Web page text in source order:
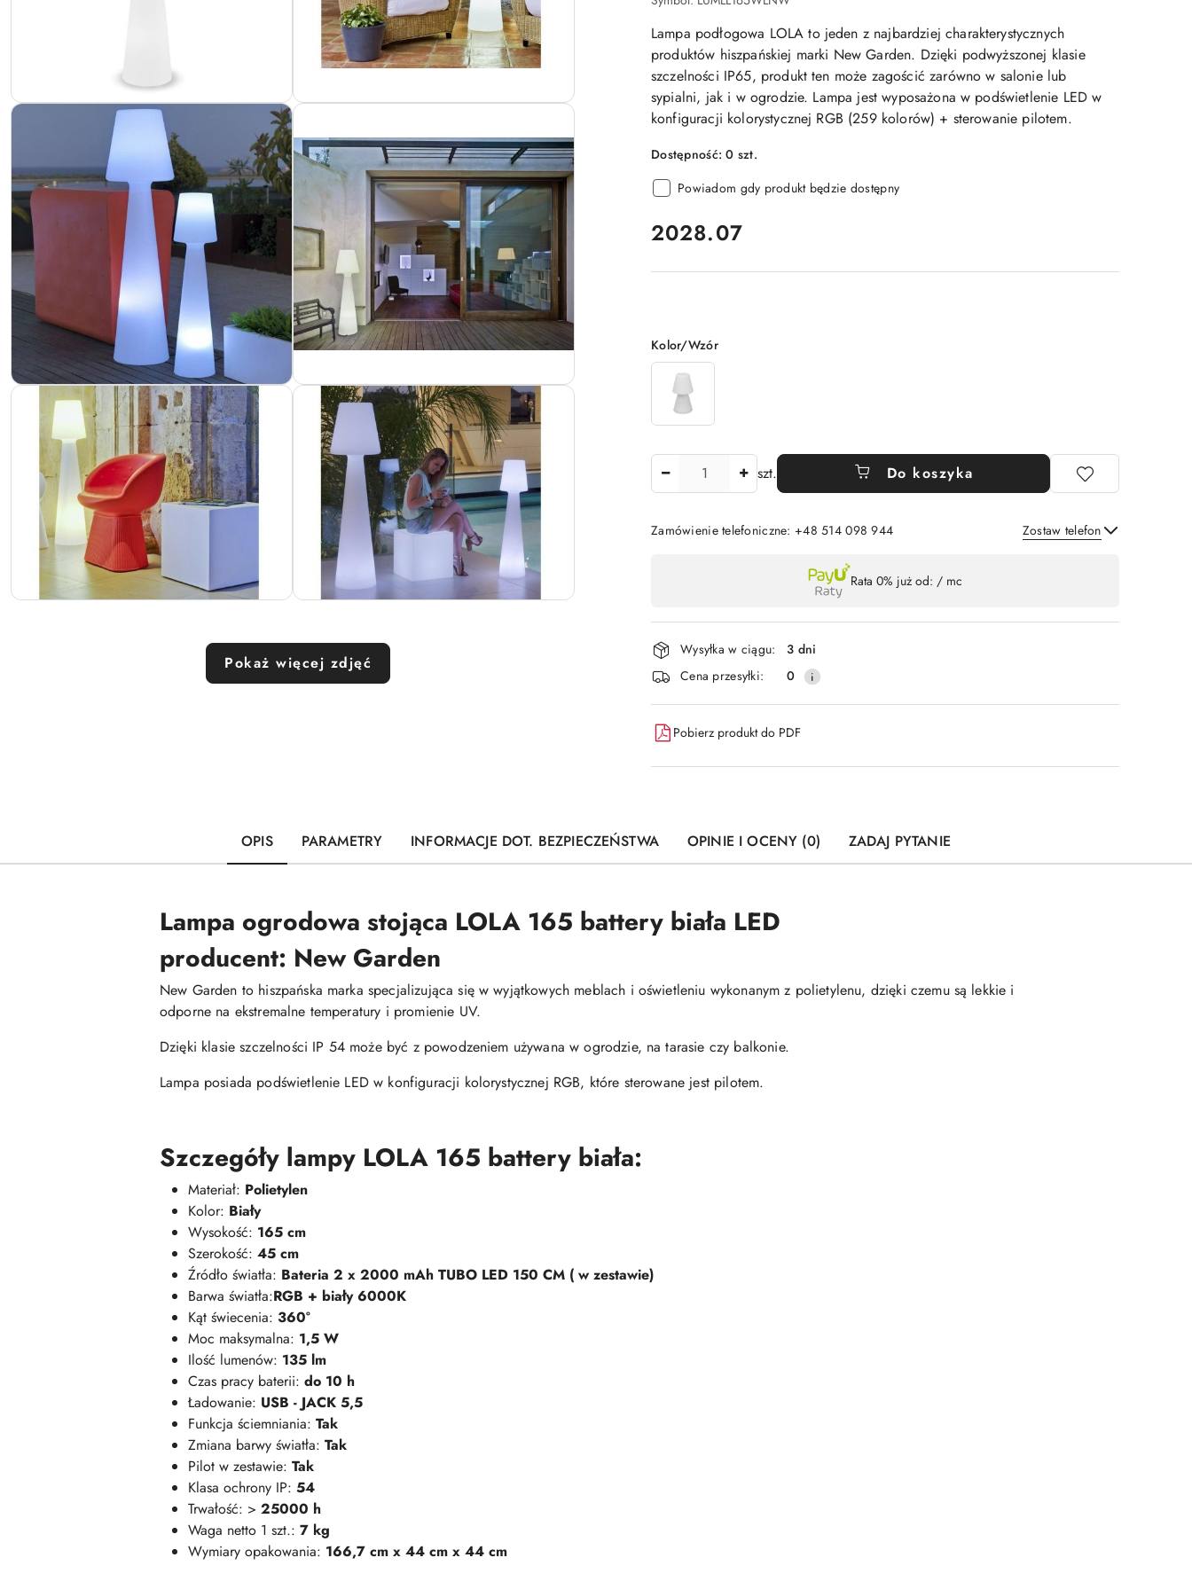
Pokaż więcej zdjęć
Lampa podłogowa LOLA to jeden z najbardziej charakterystycznych
produktów hiszpańskiej marki New Garden. Dzięki podwyższonej klasie
szczelności IP65, produkt ten może zagościć zarówno w salonie lub
sypialni, jak i w ogrodzie. Lampa jest wyposażona w podświetlenie LED w
konfiguracji kolorystycznej RGB (259 kolorów) + sterowanie pilotem.
Dostępność:0 szt.
Powiadom gdy produkt będzie dostępny
cena:
2028.07
Wariant
Kolor/Wzór
szt. Do koszyka
Zamówienie telefoniczne: +48 514 098 944 Zostaw telefon
płatność
i
dostawa
Rata 0% już od: / mc
Wysyłka w ciągu:
3 dni
Cena przesyłki:
0
Pobierz produkt do PDF
OPIS PARAMETRY INFORMACJE DOT. BEZPIECZEŃSTWA OPINIE I OCENY (0) ZADAJ PYTANIE
Lampa ogrodowa stojąca LOLA 165 battery biała LED
producent: New Garden
New Garden to hiszpańska marka specjalizująca się w wyjątkowych meblach i oświetleniu wykonanym z polietylenu, dzięki czemu są lekkie i
odporne na ekstremalne temperatury i promienie UV.
Dzięki klasie szczelności IP 54 może być z powodzeniem używana w ogrodzie, na tarasie czy balkonie.
Lampa posiada podświetlenie LED w konfiguracji kolorystycznej RGB, które sterowane jest pilotem.
Szczegóły lampy LOLA 165 battery biała:
Materiał: Polietylen
Kolor: Biały
Wysokość: 165 cm
Szerokość: 45 cm
Źródło światła: Bateria 2 x 2000 mAh TUBO LED 150 CM ( w zestawie)
Barwa światła:RGB + biały 6000K
Kąt świecenia: 360°
Moc maksymalna: 1,5 W
Ilość lumenów: 135 lm
Czas pracy baterii: do 10 h
Ładowanie: USB - JACK 5,5
Funkcja ściemniania: Tak
Zmiana barwy światła: Tak
Pilot w zestawie: Tak
Klasa ochrony IP: 54
Trwałość: > 25000 h
Waga netto 1 szt.: 7 kg
Wymiary opakowania: 166,7 cm x 44 cm x 44 cm